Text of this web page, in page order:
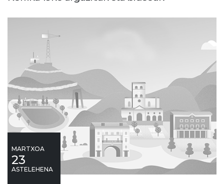
MARTXOA
23
ASTELEHENA